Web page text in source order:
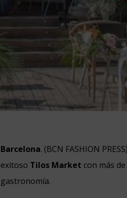
Barcelona. (BCN FASHION
exitoso Tilos Market con más
gastronomía.